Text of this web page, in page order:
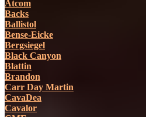
Atcom
Backs
Ballistol
Bense-Eicke
Bergsiegel
Black Canyon
Blattin
Brandon
Carr Day Martin
CavaDea
Cavalor